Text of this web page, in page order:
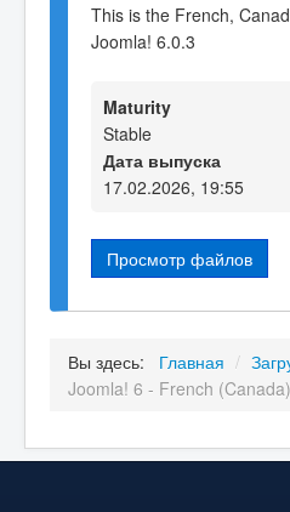
This is the French,
Joomla! 6.0.3
Maturity
Stable
Дата выпуска
17.02.2026, 19:55
Просмотр файлов
Вы здесь: Главная /
Joomla! 6 - French (Canada)